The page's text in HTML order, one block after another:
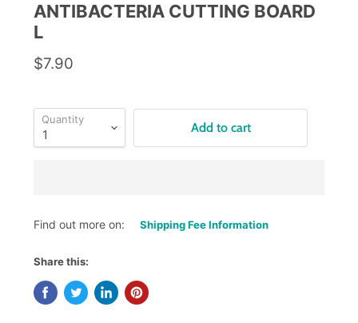
ANTIBACTERIA CUTTING BOARD
L
$7.90
Quantity
Add to cart
Find out more on: Shipping Fee Information
Share this: